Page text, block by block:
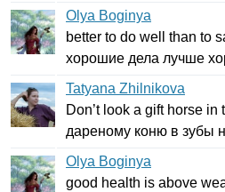
Olya Boginya
better to do well than to
хорошие дела лучше
Tatyana Zhilnikova
Don’t look a gift horse in
дареному коню в зубы
Olya Boginya
good health is above